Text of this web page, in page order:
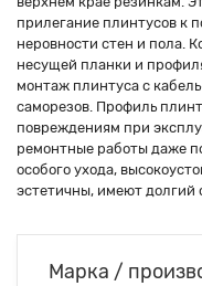
прилегание плинтусов к
неровности стен и пола.
несущей планки и
монтаж плинтуса с
саморезов. Профиль
повреждениям при
ремонтные работы даже
особого ухода,
эстетичны, имеют долгий
Марка /